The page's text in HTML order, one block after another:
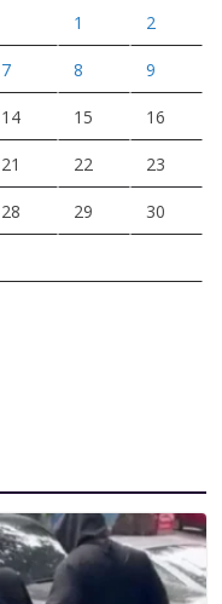
1 2
7 8 9
14 15 16
21 22 23
28 29 30